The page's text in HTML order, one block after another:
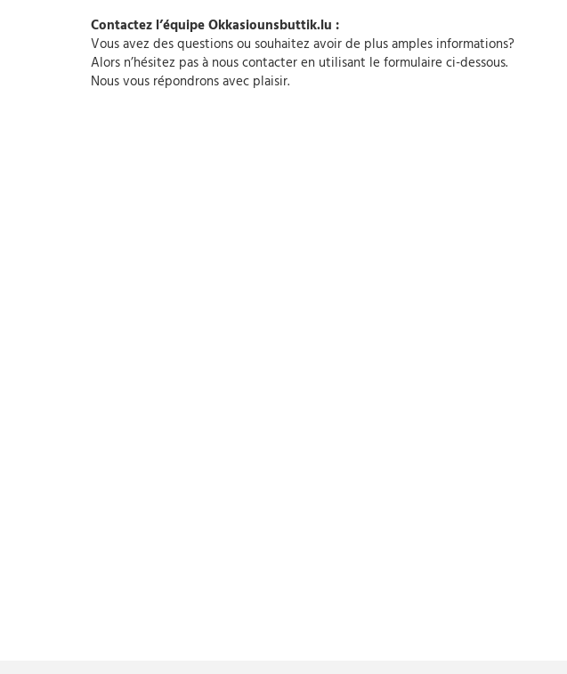
Contactez l’équipe Okkasiounsbuttik.lu :
Vous avez des questions ou souhaitez avoir de plus amples informations?
Alors n’hésitez pas à nous contacter en utilisant le formulaire ci-dessous.
Nous vous répondrons avec plaisir.